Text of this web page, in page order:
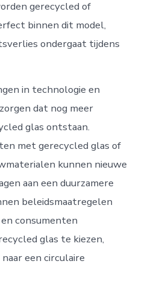
gerecycled of
binnen dit model,
ondergaat tijdens
in technologie en
dat nog meer
glas ontstaan.
met gerecycled glas of
kunnen nieuwe
aan een duurzamere
beleidsmaatregelen
consumenten
glas te kiezen,
een circulaire